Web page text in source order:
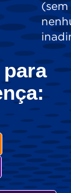
(sem